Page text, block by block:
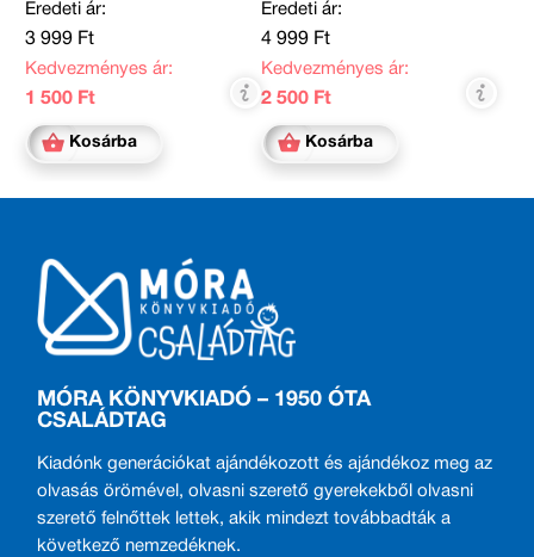
Eredeti ár:
3 999 Ft
Kedvezményes ár:
1 500 Ft
Kosárba
Eredeti ár:
4 999 Ft
Kedvezményes ár:
2 500 Ft
Kosárba
MÓRA KÖNYVKIADÓ – 1950 ÓTA
CSALÁDTAG
Kiadónk generációkat ajándékozott és ajándékoz meg az
olvasás örömével, olvasni szerető gyerekekből olvasni
szerető felnőttek lettek, akik mindezt továbbadták a
következő nemzedéknek.